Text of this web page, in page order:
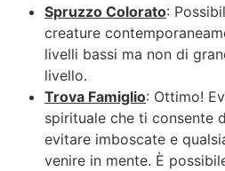
Spruzzo Colorato:
creature
livelli bassi ma non di
livello.
Trova Famiglio: Ottimo!
spirituale che ti consente
evitare imboscate e
venire in mente. È